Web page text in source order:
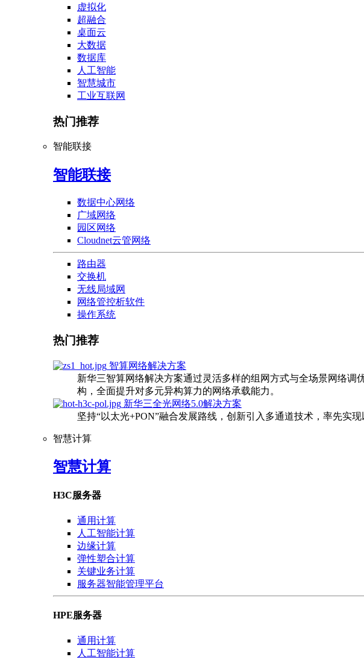
虚拟化
超融合
桌面云
大数据
数据库
人工智能
智慧城市
工业互联网
热门推荐
智能联接
智能联接
数据中心网络
广域网络
园区网络
Cloudnet云管网络
路由器
交换机
无线局域网
网络管控析软件
操作系统
热门推荐
智算网络解决方案
新华三智算网络解决方案通过灵活多样的组网方式与全场景网络
构，全面提升对多元异构算力的网络承载能力。
新华三全光网络5.0解决方案
坚持“以太光+PON”融合发展路线，创新引入多通道技术，率先实
智慧计算
智慧计算
H3C服务器
通用计算
人工智能计算
边缘计算
弹性塑合计算
关键业务计算
服务器智能管理平台
HPE服务器
通用计算
人工智能计算